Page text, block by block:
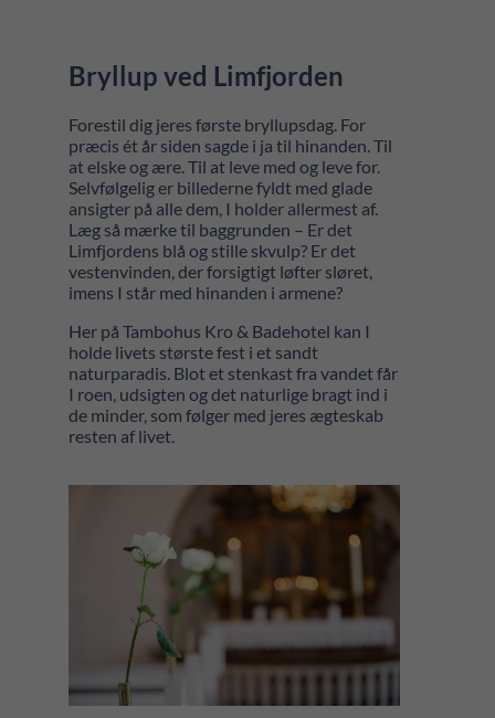
Bryllup ved Limfjorden
Forestil dig jeres første bryllupsdag. For
præcis ét år siden sagde i ja til hinanden. Til
at elske og ære. Til at leve med og leve for.
Selvfølgelig er billederne fyldt med glade
ansigter på alle dem, I holder allermest af.
Læg så mærke til baggrunden – Er det
Limfjordens blå og stille skvulp? Er det
vestenvinden, der forsigtigt løfter sløret,
imens I står med hinanden i armene?
Her på Tambohus Kro & Badehotel kan I
holde livets største fest i et sandt
naturparadis. Blot et stenkast fra vandet får
I roen, udsigten og det naturlige bragt ind i
de minder, som følger med jeres ægteskab
resten af livet.